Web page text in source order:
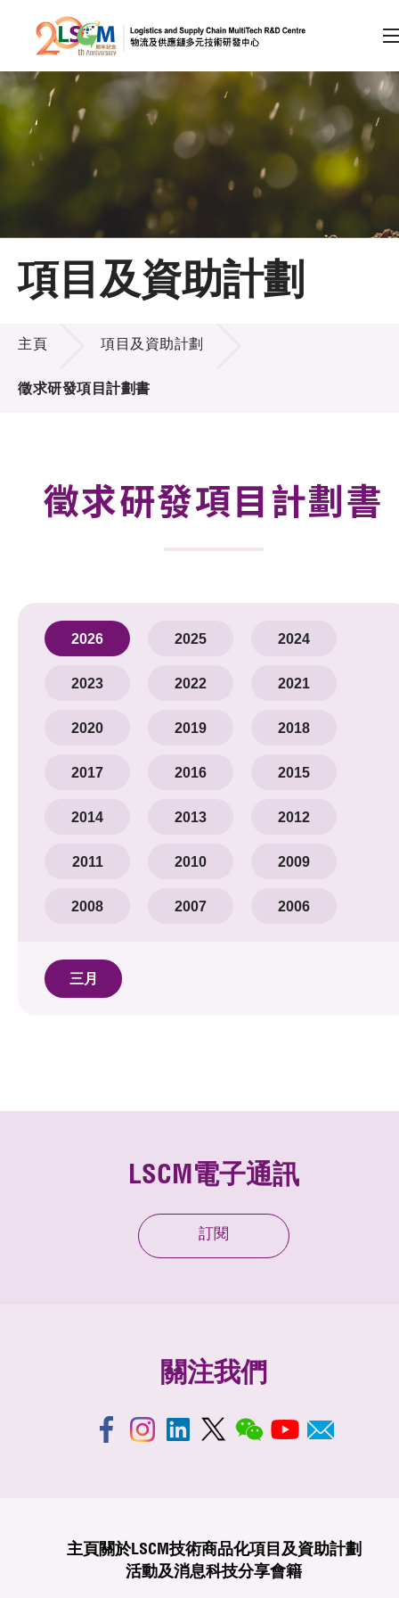
跳到內容（按回車鍵）
會員登入
A A EN 繁 简
主頁
關於LSCM
技術商品化
項目及資助計劃
資助計劃
項目資料庫
項目夥伴
活動及消息
科技分享
會籍
項目及資助計劃
項目及資助計劃
主頁 項目及資助計劃
徵求研發項目計劃書
徵求研發項目計劃書
2026 2025 2024
2023 2022 2021
2020 2019 2018
2017 2016 2015
2014 2013 2012
2011 2010 2009
2008 2007 2006
三月
LSCM電子通訊
訂閱
關注我們
主頁 關於LSCM技術商品化項目及資助計劃
活動及消息科技分享會籍